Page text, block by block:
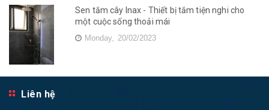
Sen tắm cây Inax - Thiết bị tắm tiện nghi cho
một cuộc sống thoải mái
Monday, 20/02/2023
Liên hệ